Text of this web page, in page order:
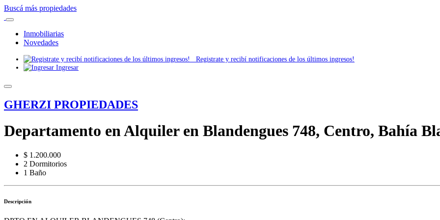
Buscá más propiedades
Inmobiliarias
Novedades
Registrate y recibí notificaciones de los últimos ingresos!
Ingresar
GHERZI PROPIEDADES
Departamento en Alquiler en Blandengues 748, Centro, Bahía
$ 1.200.000
2 Dormitorios
1 Baño
Descripción